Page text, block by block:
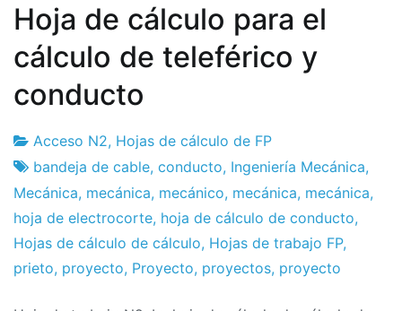
Hoja de cálculo para el
cálculo de teleférico y
conducto
Fábrica
de
proyectos
24
el
julio
el
2019
Acceso N2, Hojas de cálculo de FP
bandeja de cable, conducto, Ingeniería Mecánica,
Mecánica, mecánica, mecánico, mecánica, mecánica,
hoja de electrocorte, hoja de cálculo de conducto,
Hojas de cálculo de cálculo, Hojas de trabajo FP,
prieto, proyecto, Proyecto, proyectos, proyecto